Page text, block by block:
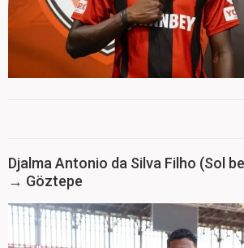
Djalma Antonio da Silva Filho (Sol
→ Göztepe